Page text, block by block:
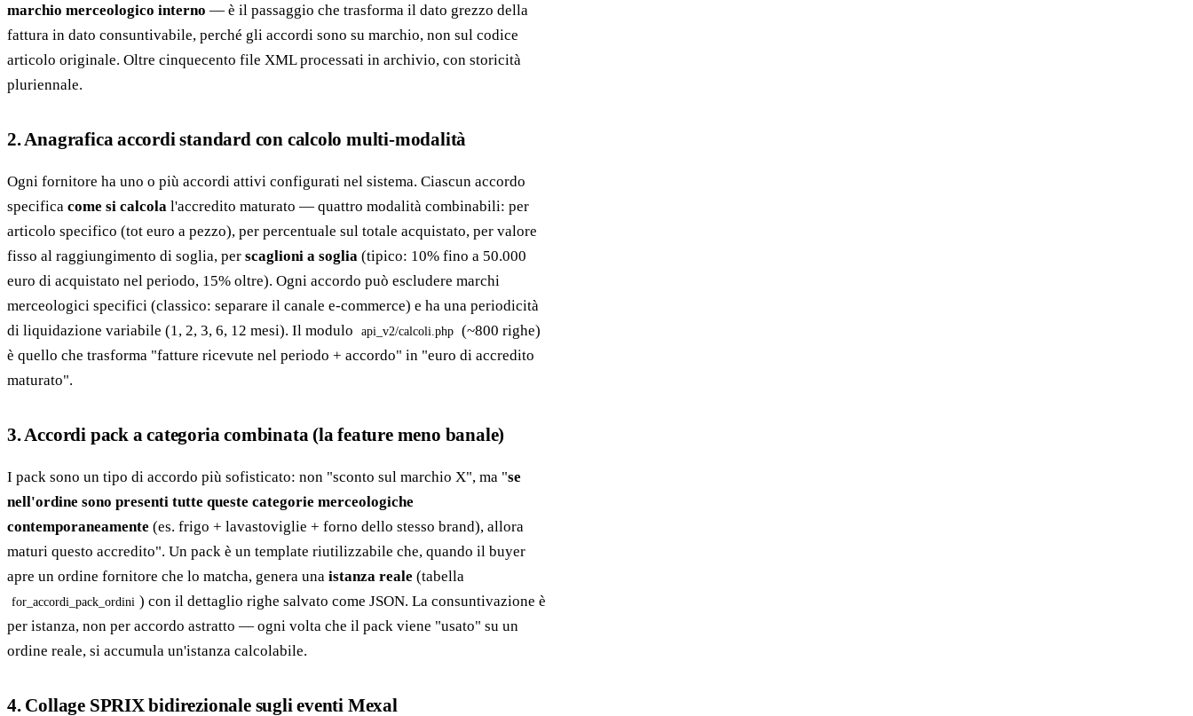
marchio merceologico interno — è il passaggio che trasforma il dato grezzo della
fattura in dato consuntivabile, perché gli accordi sono su marchio, non sul codice
articolo originale. Oltre cinquecento file XML processati in archivio, con storicità
pluriennale.
2. Anagrafica accordi standard con calcolo multi-modalità
Ogni fornitore ha uno o più accordi attivi configurati nel sistema. Ciascun accordo
specifica come si calcola l'accredito maturato — quattro modalità combinabili: per
articolo specifico (tot euro a pezzo), per percentuale sul totale acquistato, per valore
fisso al raggiungimento di soglia, per scaglioni a soglia (tipico: 10% fino a 50.000
euro di acquistato nel periodo, 15% oltre). Ogni accordo può escludere marchi
merceologici specifici (classico: separare il canale e-commerce) e ha una periodicità
di liquidazione variabile (1, 2, 3, 6, 12 mesi). Il modulo
api_v2/calcoli.php (~800 righe)
è quello che trasforma "fatture ricevute nel periodo + accordo" in "euro di accredito
maturato".
3. Accordi pack a categoria combinata (la feature meno banale)
I pack sono un tipo di accordo più sofisticato: non "sconto sul marchio X", ma "se
nell'ordine sono presenti tutte queste categorie merceologiche
contemporaneamente (es. frigo + lavastoviglie + forno dello stesso brand), allora
maturi questo accredito". Un pack è un template riutilizzabile che, quando il buyer
apre un ordine fornitore che lo matcha, genera una istanza reale (tabella
for_accordi_pack_ordini ) con il dettaglio righe salvato come JSON. La consuntivazione è
per istanza, non per accordo astratto — ogni volta che il pack viene "usato" su un
ordine reale, si accumula un'istanza calcolabile.
4. Collage SPRIX bidirezionale sugli eventi Mexal